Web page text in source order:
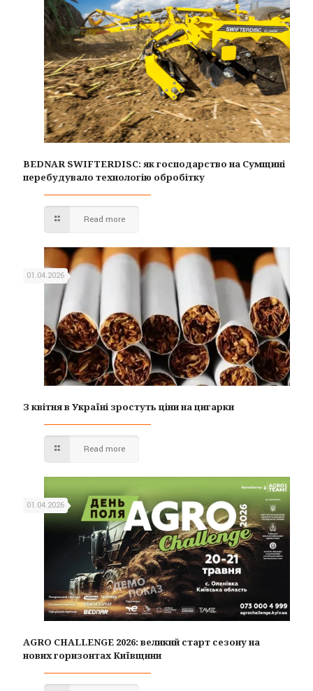
BEDNAR SWIFTERDISC: як господарство на Сумщині
перебудувало технологію обробітку
Read more
01.04.2026
З квітня в Україні зростуть ціни на цигарки
Read more
01.04.2026
AGRO CHALLENGE 2026: великий старт сезону на
нових горизонтах Київщини